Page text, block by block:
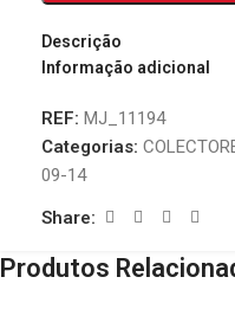
Descrição
Informação adicional
REF: MJ_11194
Categorias:
09-14
Share:
Produtos